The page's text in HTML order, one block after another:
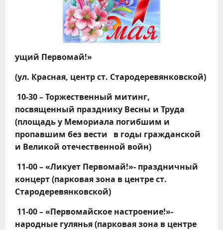
ущий Первомай!»
(ул. Красная, центр ст. Стародеревянковской)
10-30 – Торжественный митинг,
посвященный празднику Весны и Труда
(площадь у Мемориала погибшим и
пропавшим без вести в годы гражданской
и Великой отечественной войн)
11-00 – «Ликует Первомай!»- праздничный
концерт (парковая зона в центре ст.
Стародеревянковской)
11-00 – «Первомайское настроение!»-
народные гулянья (парковая зона в центре